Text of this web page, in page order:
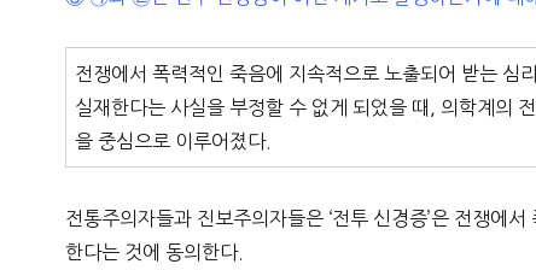
전쟁에서 폭력적인 죽음에 지속적으로 노출되어 받는 심
실재한다는 사실을 부정할 수 없게 되었을 때, 의학계의
을 중심으로 이루어졌다.
전통주의자들과 진보주의자들은 ‘전투 신경증’은 전쟁에
한다는 것에 동의한다.